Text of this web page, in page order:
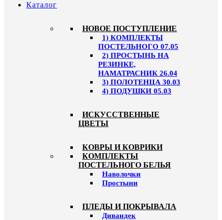
Каталог
HОВОЕ ПОСТУПЛЕНИЕ
1) КОМПЛЕКТЫ
ПОСТЕЛЬНОГО 07.05
2) ПРОСТЫНЬ НА
РЕЗИНКЕ,
НАМАТРАСНИК 26.04
3) ПОЛОТЕНЦА 30.03
4) ПОДУШКИ 05.03
ИСКУССТВЕННЫЕ
ЦВЕТЫ
КОВРЫ И КОВРИКИ
КОМПЛЕКТЫ
ПОСТЕЛЬНОГО БЕЛЬЯ
Наволочки
Простыни
ПЛЕДЫ И ПОКРЫВАЛА
Дивандек